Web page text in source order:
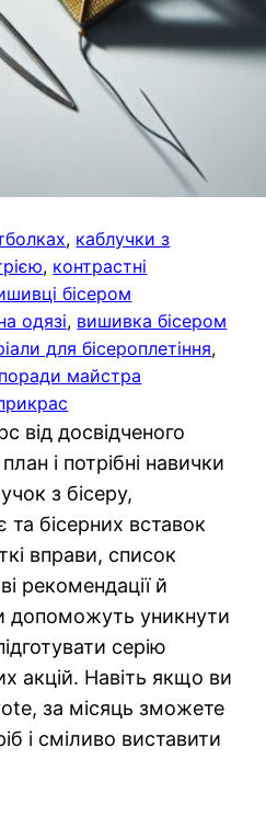
, каблучки з
, контрастні
бісером
одязі, вишивка бісером
для бісероплетіння
поради майстра
від досвідченого
і потрібні навички
з бісеру,
бісерних вставок
вправи, список
рекомендації й
допоможуть уникнути
серію
акцій. Навіть якщо ви
за місяць зможете
і сміливо виставити